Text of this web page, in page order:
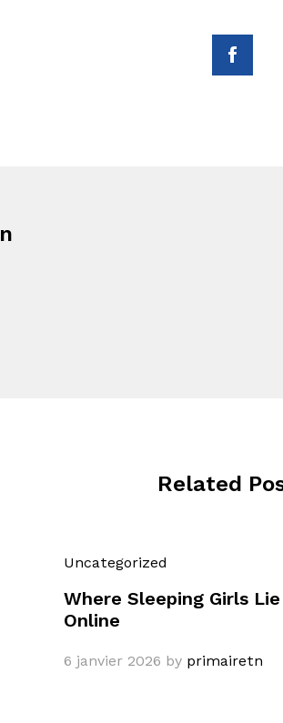
Related
Uncategorized
Where Sleeping Girls
Online
6 janvier 2026 by primairetn